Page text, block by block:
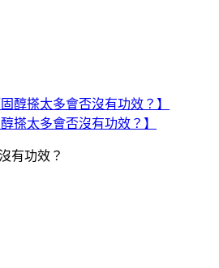
搽太多會否沒有功效？】
有功效？